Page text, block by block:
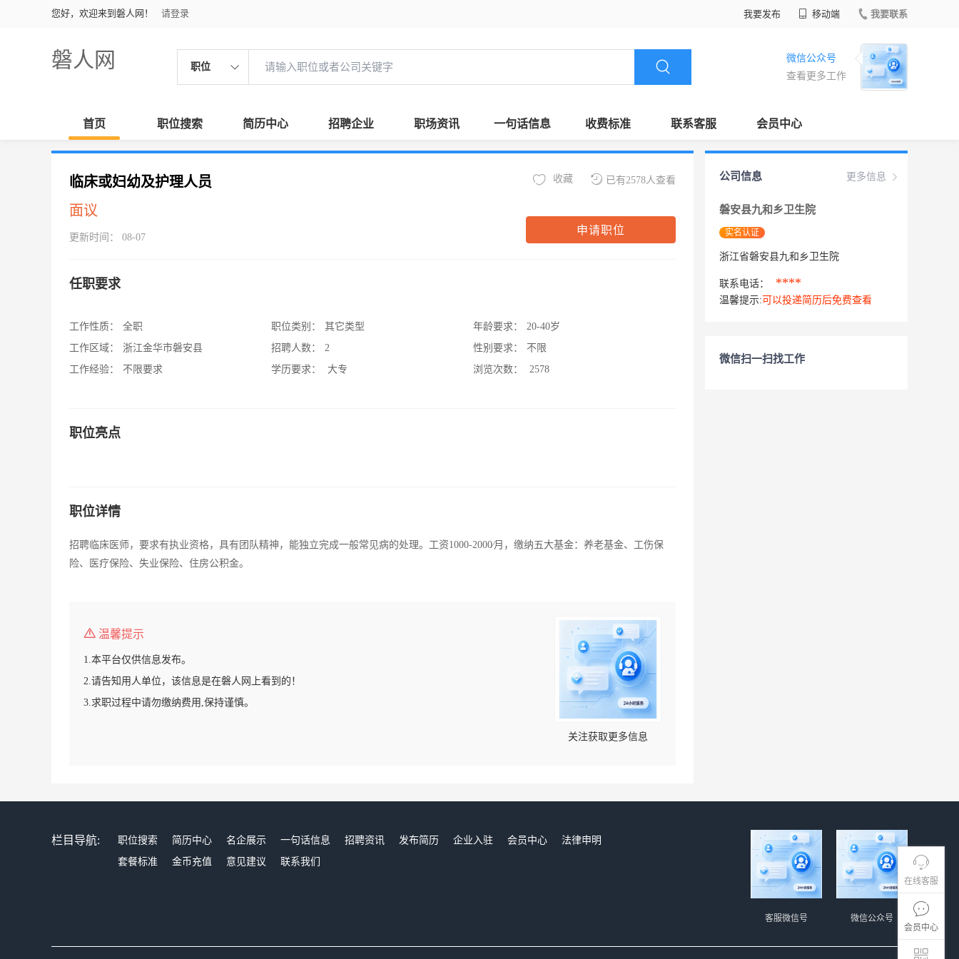
您好，欢迎来到磐人网！ 请登录 我要发布 移动端 我要联系
磐人网 职位
微信公众号
查看更多工作
首页 职位搜索 简历中心 招聘企业 职场资讯 一句话信息 收费标准 联系客服 会员中心
在线客服
会员中心
临床或妇幼及护理人员
面议
更新时间： 08-07
已有2578人查看
收藏
申请职位
任职要求
工作性质：
全职
工作区域：
浙江金华市磐安县
工作经验：
不限要求
职位类别：
其它类型
招聘人数：
2
学历要求：
大专
年龄要求：
20-40岁
性别要求：
不限
浏览次数：
2578
职位亮点
职位详情
招聘临床医师，要求有执业资格，具有团队精神，能独立完成一般常见病的处理。工资1000-2000∕月，缴纳五大基金：养老基金、工伤保
险、医疗保险、失业保险、住房公积金。
温馨提示
1.本平台仅供信息发布。
2.请告知用人单位，该信息是在磐人网上看到的！
3.求职过程中请勿缴纳费用,保持谨慎。
关注获取更多信息
更多信息
公司信息
磐安县九和乡卫生院
实名认证
浙江省磐安县九和乡卫生院
联系电话： ****
温馨提示: 可以投递简历后免费查看
微信扫一扫找工作
栏目导航: 职位搜索 简历中心 名企展示 一句话信息 招聘资讯 发布简历 企业入驻 会员中心
法律申明
套餐标准
金币充值 意见建议 联系我们
微信公众号
客服微信号